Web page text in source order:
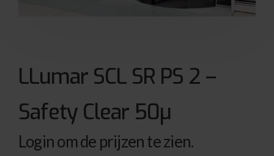
LLumar SCL SR PS 2 –
Safety Clear 50µ
Login om de prijzen te zien.